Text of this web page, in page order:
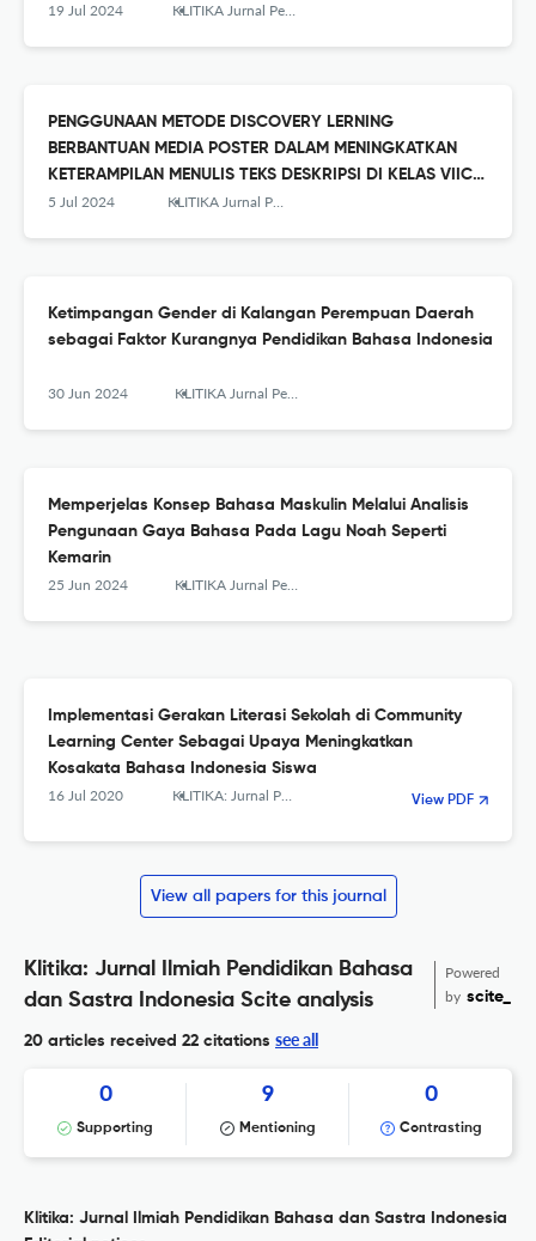
19 Jul 2024 KLITIKA Jurnal Pendidikan Bahasa dan Sastra Indonesia
PENGGUNAAN METODE DISCOVERY LERNING
BERBANTUAN MEDIA POSTER DALAM MENINGKATKAN
KETERAMPILAN MENULIS TEKS DESKRIPSI DI KELAS VIIC
SMP NEGERI 7 JAKARTA
5 Jul 2024 KLITIKA Jurnal Pendidikan Bahasa dan Sastra Indonesia
Ketimpangan Gender di Kalangan Perempuan Daerah
sebagai Faktor Kurangnya Pendidikan Bahasa Indonesia
30 Jun 2024 KLITIKA Jurnal Pendidikan Bahasa dan Sastra Indonesia
Memperjelas Konsep Bahasa Maskulin Melalui Analisis
Pengunaan Gaya Bahasa Pada Lagu Noah Seperti
Kemarin
25 Jun 2024 KLITIKA Jurnal Pendidikan Bahasa dan Sastra Indonesia
Implementasi Gerakan Literasi Sekolah di Community
Learning Center Sebagai Upaya Meningkatkan
Kosakata Bahasa Indonesia Siswa
16 Jul 2020 KLITIKA: Jurnal Pendidikan Bahasa dan Sastra Indonesia View PDF
View all papers for this journal
Klitika: Jurnal Ilmiah Pendidikan Bahasa
dan Sastra Indonesia Scite analysis
Powered
by scite_
20 articles received 22 citations see all
0
Supporting
9
Mentioning
0
Contrasting
Klitika: Jurnal Ilmiah Pendidikan Bahasa dan Sastra Indonesia